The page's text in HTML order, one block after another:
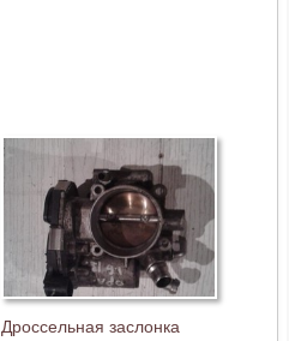
Дроссельная заслонка